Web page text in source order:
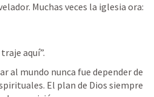
Muchas veces la iglesia ora:
aquí”.
al mundo nunca fue depender de
El plan de Dios siempre